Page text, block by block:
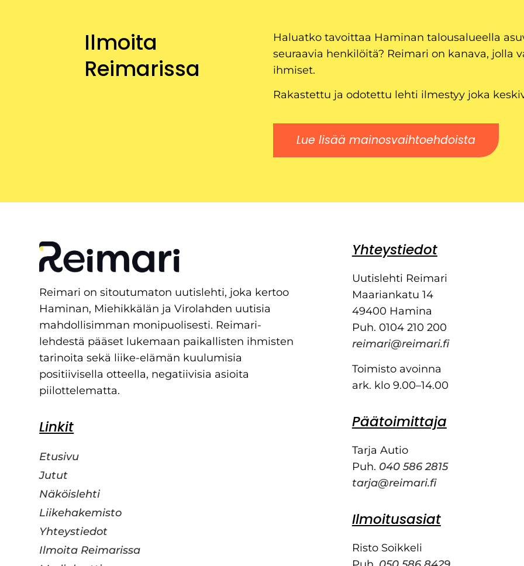
Ilmoita
Reimarissa
Haluatko tavoittaa Haminan talousalueella
seuraavia henkilöitä? Reimari on kanava, jolla
ihmiset.
Rakastettu ja odotettu lehti ilmestyy joka
Lue lisää mainosvaihtoehdoista
Reimari on sitoutumaton uutislehti, joka kertoo
Haminan, Miehikkälän ja Virolahden uutisia
mahdollisimman monipuolisesti. Reimari-
lehdestä pääset lukemaan paikallisten ihmisten
tarinoita sekä liike-elämän kuulumisia
positiivisella otteella, negatiivisia asioita
piilottelematta.
Linkit
Etusivu
Jutut
Näköislehti
Liikehakemisto
Yhteystiedot
Ilmoita Reimarissa
Yhteystiedot
Uutislehti Reimari
Maariankatu 14
49400 Hamina
Puh. 0104 210 200
reimari@reimari.fi
Toimisto avoinna
ark. klo 9.00–14.00
Päätoimittaja
Tarja Autio
Puh. 040 586 2815
tarja@reimari.fi
Ilmoitusasiat
Risto Soikkeli